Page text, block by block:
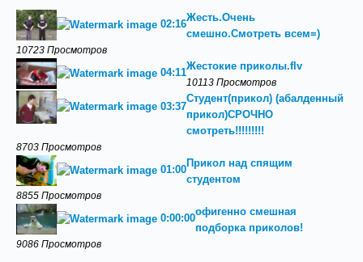
02:16
Жесть.Очень
смешно.Смотреть всем=)
10723 Просмотров
04:11
Жестокие приколы.flv
10113 Просмотров
03:37
Студент(прикол) (абалденный
прикол)СРОЧНО
смотреть!!!!!!!!!
8703 Просмотров
01:00
Прикол над спящим
студентом
8855 Просмотров
0:00:00
офигенно смешная
подборка приколов!
9086 Просмотров